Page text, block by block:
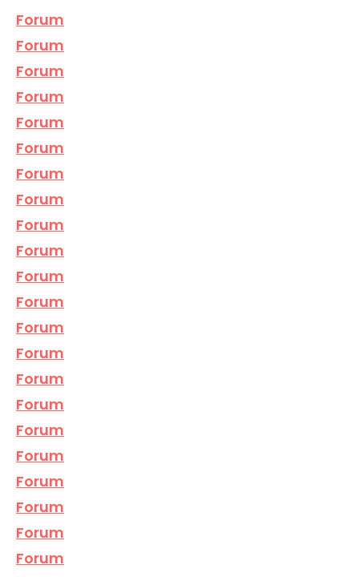
Forum
Forum
Forum
Forum
Forum
Forum
Forum
Forum
Forum
Forum
Forum
Forum
Forum
Forum
Forum
Forum
Forum
Forum
Forum
Forum
Forum
Forum